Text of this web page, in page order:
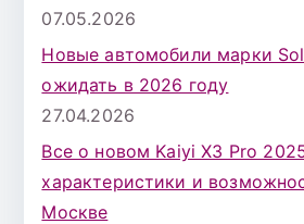
07.05.2026
Новые автомобили марки
ожидать в 2026 году
27.04.2026
Все о новом Kaiyi X3 Pro
характеристики и
Москве